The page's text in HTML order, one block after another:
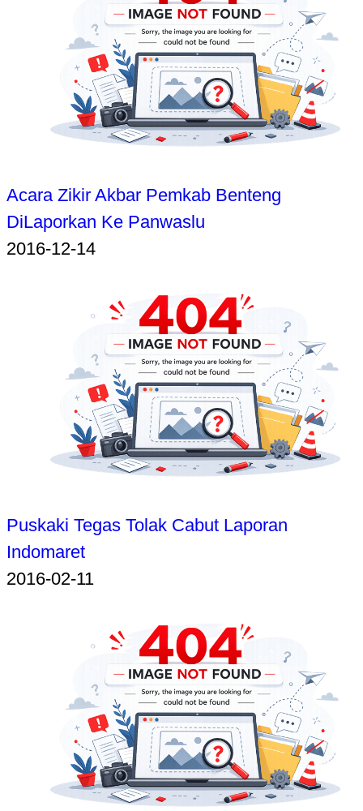
Acara Zikir Akbar Pemkab Benteng
DiLaporkan Ke Panwaslu
2016-12-14
Puskaki Tegas Tolak Cabut Laporan
Indomaret
2016-02-11